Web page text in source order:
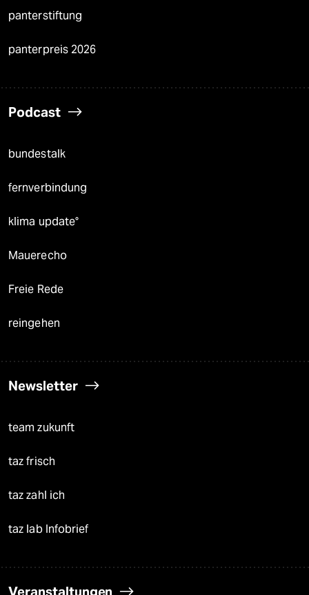
panterstiftung
panterpreis 2026
Podcast
bundestalk
fernverbindung
klima update°
Mauerecho
Freie Rede
reingehen
Newsletter
team zukunft
taz frisch
taz zahl ich
taz lab Infobrief
Veranstaltungen